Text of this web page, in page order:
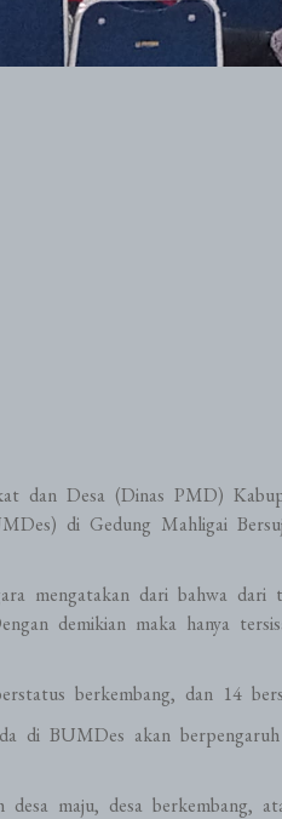
dan Desa (Dinas PMD)
di Gedung Mahligai
mengatakan dari bahwa dari
demikian maka hanya
berkembang, dan 14
di BUMDes akan
maju, desa berkembang,